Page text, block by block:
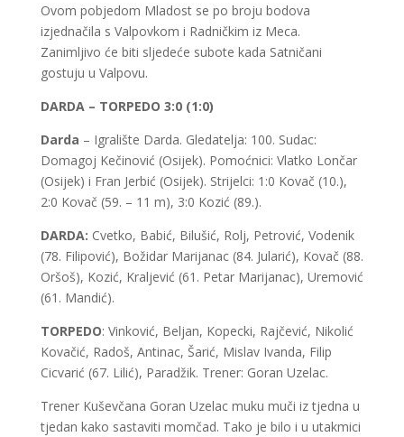
Ovom pobjedom Mladost se po broju bodova
izjednačila s Valpovkom i Radničkim iz Meca.
Zanimljivo će biti sljedeće subote kada Satničani
gostuju u Valpovu.
DARDA – TORPEDO 3:0 (1:0)
Darda – Igralište Darda. Gledatelja: 100. Sudac:
Domagoj Kečinović (Osijek). Pomoćnici: Vlatko Lončar
(Osijek) i Fran Jerbić (Osijek). Strijelci: 1:0 Kovač (10.),
2:0 Kovač (59. – 11 m), 3:0 Kozić (89.).
DARDA: Cvetko, Babić, Bilušić, Rolj, Petrović, Vodenik
(78. Filipović), Božidar Marijanac (84. Jularić), Kovač (88.
Oršoš), Kozić, Kraljević (61. Petar Marijanac), Uremović
(61. Mandić).
TORPEDO: Vinković, Beljan, Kopecki, Rajčević, Nikolić
Kovačić, Radoš, Antinac, Šarić, Mislav Ivanda, Filip
Cicvarić (67. Lilić), Paradžik. Trener: Goran Uzelac.
Trener Kuševčana Goran Uzelac muku muči iz tjedna u
tjedan kako sastaviti momčad. Tako je bilo i u utakmici